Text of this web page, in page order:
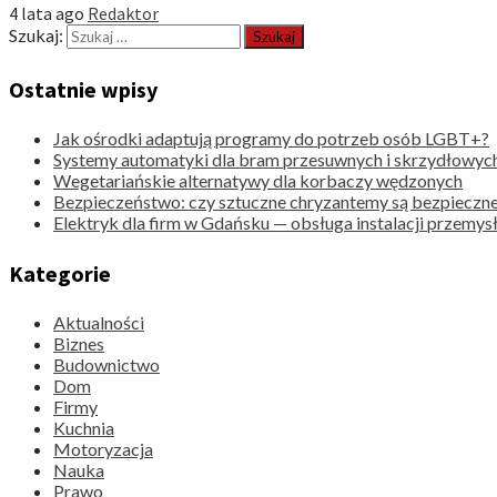
4 lata ago Redaktor
Szukaj:
Ostatnie wpisy
Jak ośrodki adaptują programy do potrzeb osób LGBT+?
Systemy automatyki dla bram przesuwnych i
Wegetariańskie alternatywy dla korbaczy wędzonych
Bezpieczeństwo: czy sztuczne chryzantemy są
Elektryk dla firm w Gdańsku — obsługa instalacji
Kategorie
Aktualności
Biznes
Budownictwo
Dom
Firmy
Kuchnia
Motoryzacja
Nauka
Prawo